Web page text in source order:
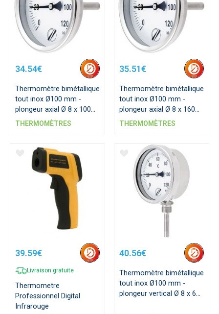
34.54€
Thermomètre bimétallique
tout inox Ø100 mm -
plongeur axial Ø 8 x 100
mm
THERMOMÈTRES
35.51€
Thermomètre bimétallique
tout inox Ø100 mm -
plongeur axial Ø 8 x 160
mm
THERMOMÈTRES
39.59€
Livraison gratuite
Thermometre
Professionnel Digital
Infrarouge
40.56€
Thermomètre bimétallique
tout inox Ø100 mm -
plongeur vertical Ø 8 x 63